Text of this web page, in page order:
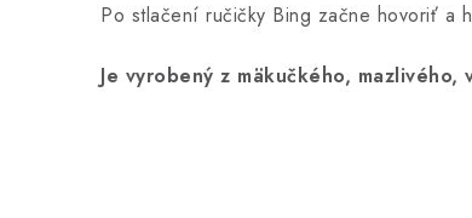
Po stlačení ručičky Bing začne hovoriť a
Je vyrobený z mäkučkého,